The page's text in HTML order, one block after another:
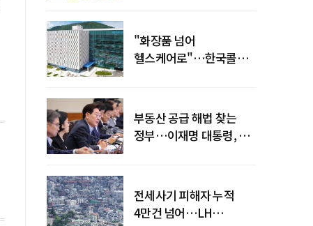
"화장품 넘어
헬스케어로"…한국콜마,
부동산 공급 해법 찾는
정부…이재명 대통령, 2차
전세사기 피해자 누적
4만건 넘어…LH